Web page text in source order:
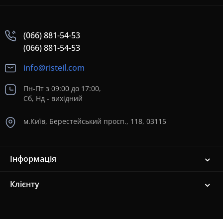
(066) 881-54-53
(066) 881-54-53
info@risteil.com
Пн-Пт з 09:00 до 17:00,
Сб, Нд - вихідний
м.Київ, Берестейський просп., 118, 03115
Інформація
Клієнту